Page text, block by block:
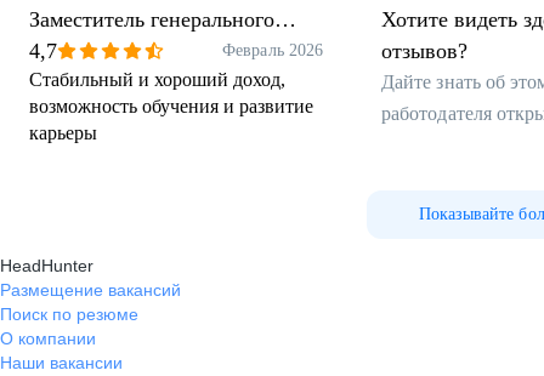
Заместитель генерального
директора по общим вопросам
4,7 Февраль 2026
Стабильный и хороший доход,
возможность обучения и развитие
карьеры
Хотите видеть
отзывов?
Дайте знать об
работодателя
Показывайте
HeadHunter
Размещение вакансий
Поиск по резюме
О компании
Наши вакансии